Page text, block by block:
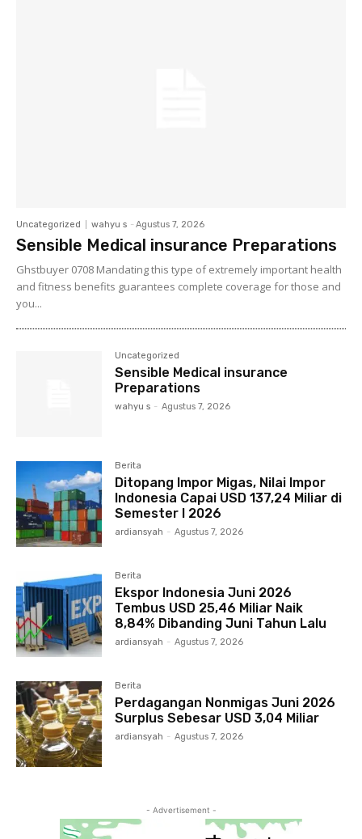
Uncategorized wahyu s - Agustus 7, 2026
Sensible Medical insurance Preparations
Ghstbuyer 0708 Mandating this type of extremely important health
and fitness benefits guarantees complete coverage for those and
you...
Uncategorized
Sensible Medical insurance
Preparations
wahyu s - Agustus 7, 2026
Berita
Ditopang Impor Migas, Nilai Impor
Indonesia Capai USD 137,24 Miliar di
Semester I 2026
ardiansyah - Agustus 7, 2026
Berita
Ekspor Indonesia Juni 2026
Tembus USD 25,46 Miliar Naik
8,84% Dibanding Juni Tahun Lalu
ardiansyah - Agustus 7, 2026
Berita
Perdagangan Nonmigas Juni 2026
Surplus Sebesar USD 3,04 Miliar
ardiansyah - Agustus 7, 2026
- Advertisement -